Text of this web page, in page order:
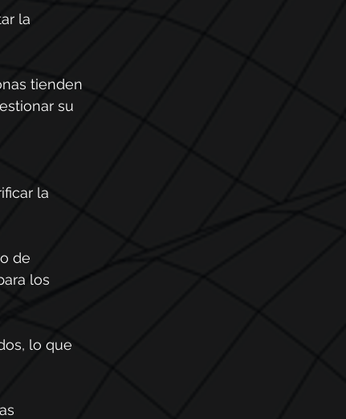
la
tienden
su
la
de
los
lo que